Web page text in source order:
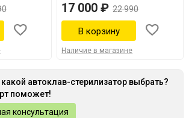
17 000 ₽ 22 990
Наличие в магазине
автоклав-стерилизатор выбрать?
поможет!
консультация